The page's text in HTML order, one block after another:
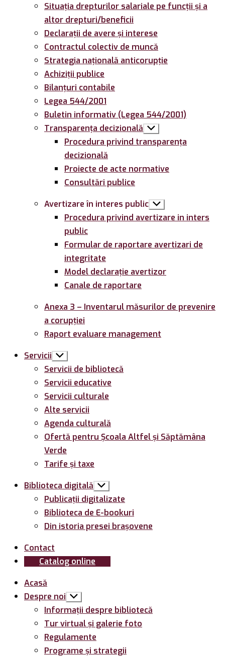
Situația drepturilor salariale pe funcții și a
altor drepturi/beneficii
Declarații de avere și interese
Contractul colectiv de muncă
Strategia națională anticorupție
Achiziții publice
Bilanțuri contabile
Legea 544/2001
Buletin informativ (Legea 544/2001)
Transparența decizională Arată
submeniul
Procedura privind transparența
decizională
Proiecte de acte normative
Consultări publice
Avertizare în interes public Arată
submeniul
Procedura privind avertizare in inters
public
Formular de raportare avertizari de
integritate
Model declarație avertizor
Canale de raportare
Anexa 3 – Inventarul măsurilor de prevenire
a corupției
Raport evaluare management
Servicii Arată
submeniul
Servicii de bibliotecă
Servicii educative
Servicii culturale
Alte servicii
Agenda culturală
Ofertă pentru Şcoala Altfel și Săptămâna
Verde
Tarife și taxe
Biblioteca digitală Arată
submeniul
Publicații digitalizate
Biblioteca de E-bookuri
Din istoria presei brașovene
Contact
Catalog online
Acasă
Despre noi Arată
submeniul
Informații despre bibliotecă
Tur virtual și galerie foto
Regulamente
Programe și strategii